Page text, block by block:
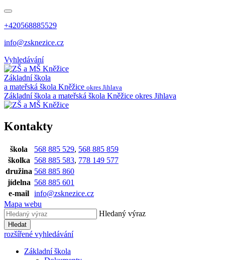
+420568885529
info@zsknezice.cz
Vyhledávání
Základní škola
a mateřská škola Kněžice okres Jihlava
Základní škola a mateřská škola Kněžice okres Jihlava
Kontakty
škola 568 885 529, 568 885 859
školka 568 885 583, 778 149 577
družina 568 885 860
jídelna 568 885 601
e-mail info@zsknezice.cz
Mapa webu
Hledaný výraz
Hledat
rozšířené vyhledávání
Základní škola